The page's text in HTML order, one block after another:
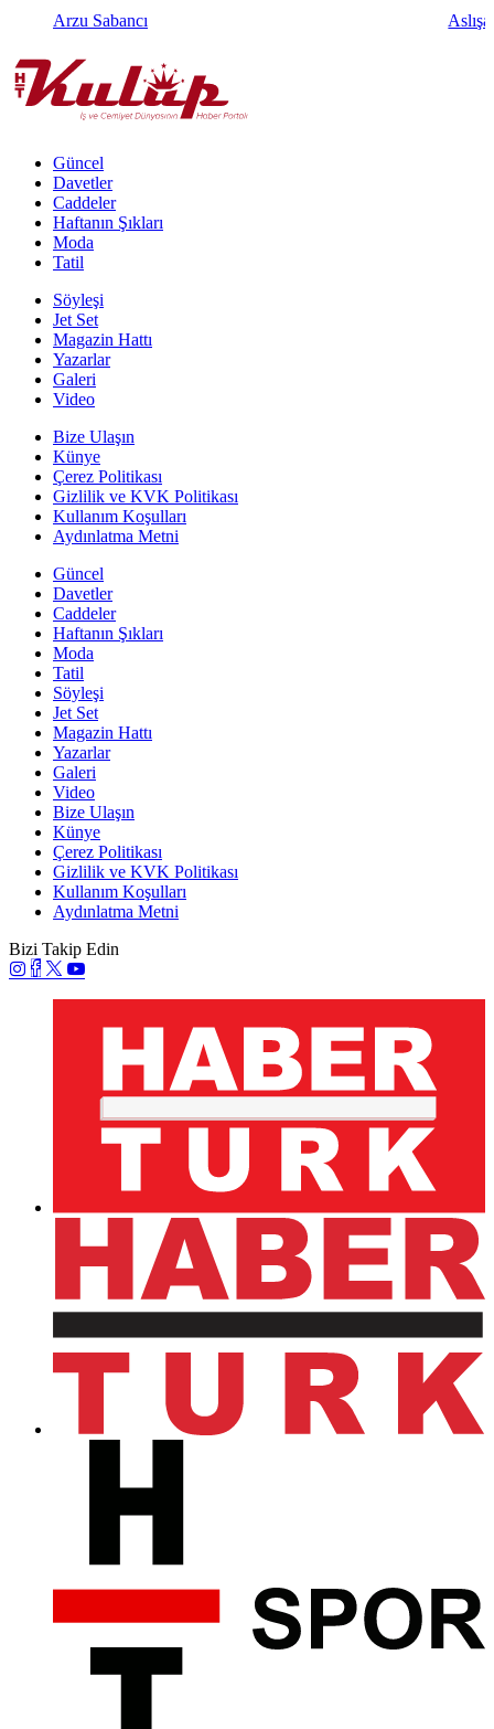
Arzu Sabancı
Güncel
Davetler
Caddeler
Haftanın Şıkları
Moda
Tatil
Söyleşi
Jet Set
Magazin Hattı
Yazarlar
Galeri
Video
Bize Ulaşın
Künye
Çerez Politikası
Gizlilik ve KVK Politikası
Kullanım Koşulları
Aydınlatma Metni
Güncel
Davetler
Caddeler
Haftanın Şıkları
Moda
Tatil
Söyleşi
Jet Set
Magazin Hattı
Yazarlar
Galeri
Video
Bize Ulaşın
Künye
Çerez Politikası
Gizlilik ve KVK Politikası
Kullanım Koşulları
Aydınlatma Metni
Bizi Takip Edin